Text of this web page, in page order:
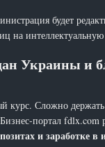
будет
на интеллектуальную
Украины и
курс. Сложно
портал fdlx.com
и заработке в